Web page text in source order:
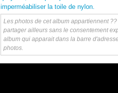
imperméabiliser la toile de nylon.
Les photos de cet album appartiennent
partager ailleurs sans le consentement
album qui apparait dans la barre
photos.